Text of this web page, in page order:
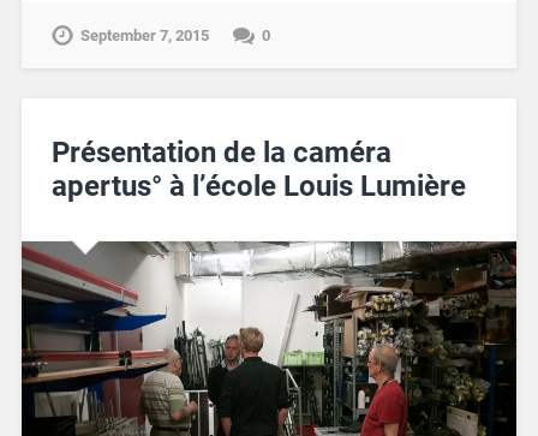
September 7, 2015 0
Présentation de la caméra
apertus° à l’école Louis Lumière